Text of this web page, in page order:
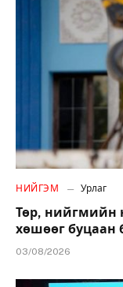
НИЙГЭМ Урлаг
Төр, нийгмийн
хөшөөг буцаан
03/08/2026